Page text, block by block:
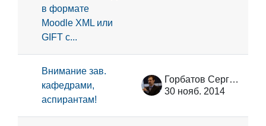
в формате
Moodle XML или
GIFT с...
Внимание зав.
кафедрами,
аспирантам!
Горбатов Сергей Васильевич
30 нояб. 2014